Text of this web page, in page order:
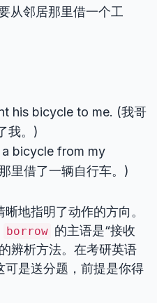
从邻居那里借一个工
his bicycle to me. (我哥
我。)
bicycle from my
里借了一辆自行车。)
地指明了动作的方向。
borrow 的主语是“接收
辨析方法。在考研英语
可是送分题，前提是你得